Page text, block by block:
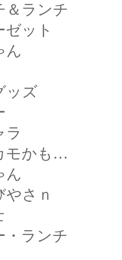
＆ランチ
ット
ん
ッズ
ラ
モかも…
ん
さｎ
・ランチ